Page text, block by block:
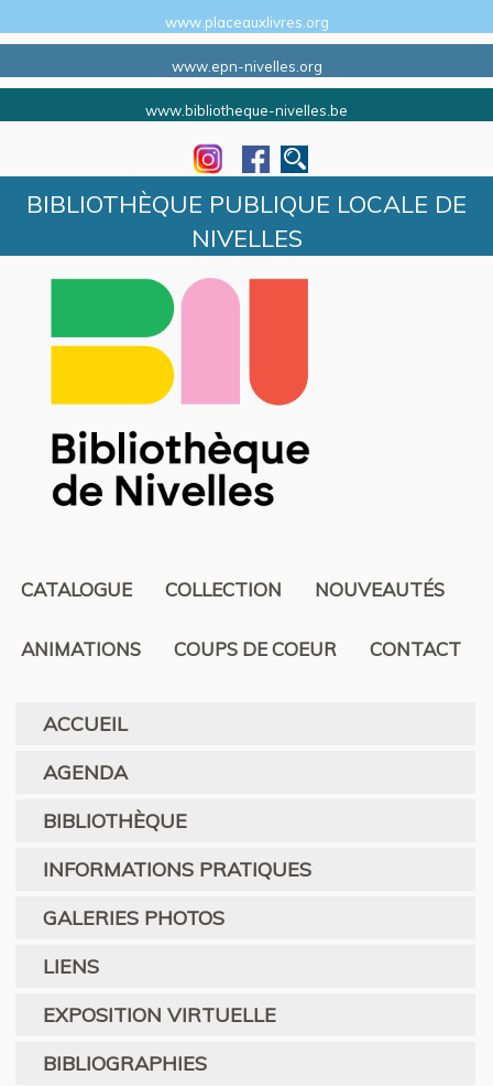
www.placeauxlivres.org
www.epn-nivelles.org
www.bibliotheque-nivelles.be
BIBLIOTHÈQUE PUBLIQUE LOCALE DE
NIVELLES
CATALOGUE COLLECTION NOUVEAUTÉS
ANIMATIONS COUPS DE COEUR CONTACT
ACCUEIL
AGENDA
BIBLIOTHÈQUE
INFORMATIONS PRATIQUES
GALERIES PHOTOS
LIENS
EXPOSITION VIRTUELLE
BIBLIOGRAPHIES